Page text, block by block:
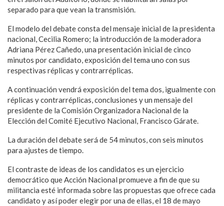
separado para que vean la transmisión.
El modelo del debate consta del mensaje inicial de la presidenta
nacional, Cecilia Romero; la introducción de la moderadora
Adriana Pérez Cañedo, una presentación inicial de cinco
minutos por candidato, exposición del tema uno con sus
respectivas réplicas y contrarréplicas.
A continuación vendrá exposición del tema dos, igualmente con
réplicas y contrarréplicas, conclusiones y un mensaje del
presidente de la Comisión Organizadora Nacional de la
Elección del Comité Ejecutivo Nacional, Francisco Gárate.
La duración del debate será de 54 minutos, con seis minutos
para ajustes de tiempo.
El contraste de ideas de los candidatos es un ejercicio
democrático que Acción Nacional promueve a fin de que su
militancia esté informada sobre las propuestas que ofrece cada
candidato y así poder elegir por una de ellas, el 18 de mayo